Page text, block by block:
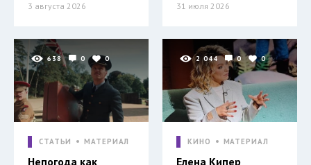
3 августа 2026 31 июля 2026
638 0 0
СТАТЬИ МАТЕРИАЛ
Непогода как
2 044 0 0
КИНО МАТЕРИАЛ
Елена Кипер